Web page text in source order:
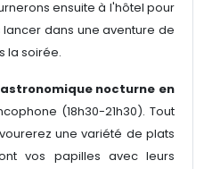
ensuite à l'hôtel pour
dans une aventure de
la soirée.
nocturne en
(18h30-21h30). Tout
une variété de plats
vos papilles avec leurs